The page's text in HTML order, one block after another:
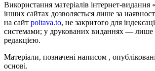
Використання матеріалів інтернет-
інших сайтах дозволяється лише за
на сайт poltava.to, не закритого для
системами; у друкованих виданнях — лише
редакцією.
Матеріали, позначені написом ,
основі.